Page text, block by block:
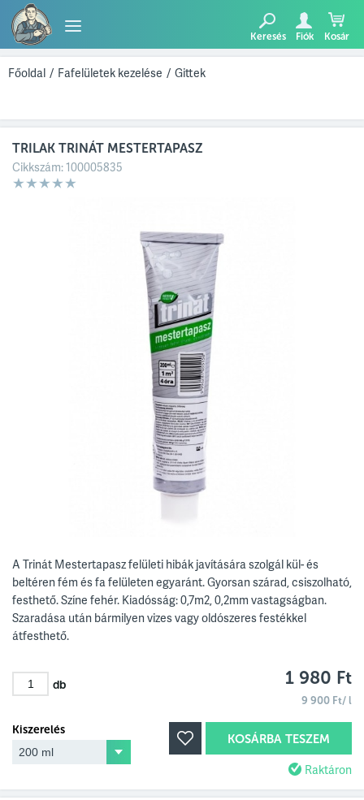
TERMÉKEK
AJÁNLATUNK
Keresés Fiók Kosár
Főoldal / Fafelületek kezelése / Gittek
TRILAK TRINÁT MESTERTAPASZ
Cikkszám:100005835
A Trinát Mestertapasz felületi hibák javítására szolgál kül- és
beltéren fém és fa felületen egyaránt. Gyorsan szárad, csiszolható,
festhető. Színe fehér. Kiadósság: 0,7m2, 0,2mm vastagságban.
Szaradása után bármilyen vizes vagy oldószeres festékkel
átfesthető.
db 1 980 Ft
9 900 Ft/ l
Kiszerelés
KOSÁRBA TESZEM
Raktáron